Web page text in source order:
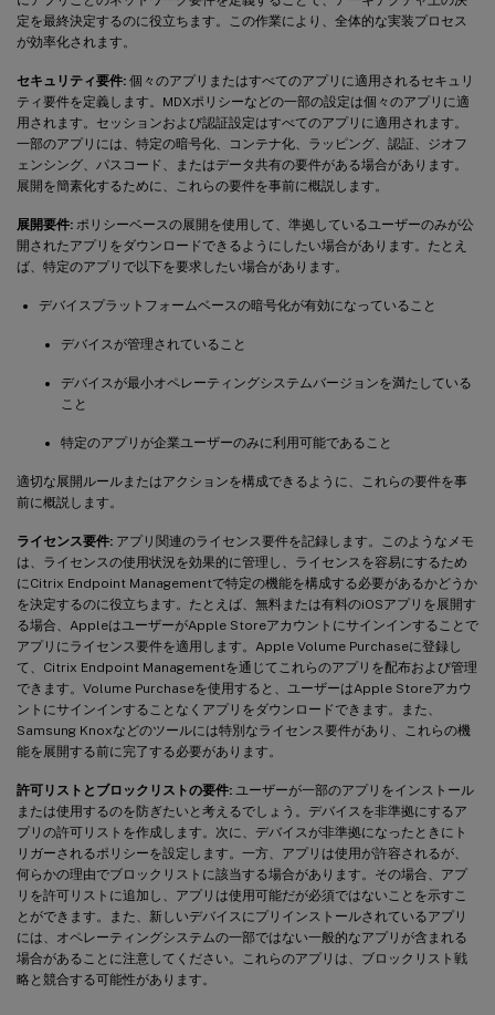
定を最終決定するのに役立ちます。この作業により、全体的な実装プロセス
が効率化されます。
セキュリティ要件: 個々のアプリまたはすべてのアプリに適用されるセキュリ
ティ要件を定義します。MDXポリシーなどの一部の設定は個々のアプリに適
用されます。セッションおよび認証設定はすべてのアプリに適用されます。
一部のアプリには、特定の暗号化、コンテナ化、ラッピング、認証、ジオフ
ェンシング、パスコード、またはデータ共有の要件がある場合があります。
展開を簡素化するために、これらの要件を事前に概説します。
展開要件: ポリシーベースの展開を使用して、準拠しているユーザーのみが公
開されたアプリをダウンロードできるようにしたい場合があります。たとえ
ば、特定のアプリで以下を要求したい場合があります。
デバイスプラットフォームベースの暗号化が有効になっていること
デバイスが管理されていること
デバイスが最小オペレーティングシステムバージョンを満たしている
こと
特定のアプリが企業ユーザーのみに利用可能であること
適切な展開ルールまたはアクションを構成できるように、これらの要件を事
前に概説します。
ライセンス要件: アプリ関連のライセンス要件を記録します。このようなメモ
は、ライセンスの使用状況を効果的に管理し、ライセンスを容易にするため
にCitrix Endpoint Managementで特定の機能を構成する必要があるかどうか
を決定するのに役立ちます。たとえば、無料または有料のiOSアプリを展開す
る場合、AppleはユーザーがApple Storeアカウントにサインインすることで
アプリにライセンス要件を適用します。Apple Volume Purchaseに登録し
て、Citrix Endpoint Managementを通じてこれらのアプリを配布および管理
できます。Volume Purchaseを使用すると、ユーザーはApple Storeアカウ
ントにサインインすることなくアプリをダウンロードできます。また、
Samsung Knoxなどのツールには特別なライセンス要件があり、これらの機
能を展開する前に完了する必要があります。
許可リストとブロックリストの要件: ユーザーが一部のアプリをインストール
または使用するのを防ぎたいと考えるでしょう。デバイスを非準拠にするア
プリの許可リストを作成します。次に、デバイスが非準拠になったときにト
リガーされるポリシーを設定します。一方、アプリは使用が許容されるが、
何らかの理由でブロックリストに該当する場合があります。その場合、アプ
リを許可リストに追加し、アプリは使用可能だが必須ではないことを示すこ
とができます。また、新しいデバイスにプリインストールされているアプリ
には、オペレーティングシステムの一部ではない一般的なアプリが含まれる
場合があることに注意してください。これらのアプリは、ブロックリスト戦
略と競合する可能性があります。